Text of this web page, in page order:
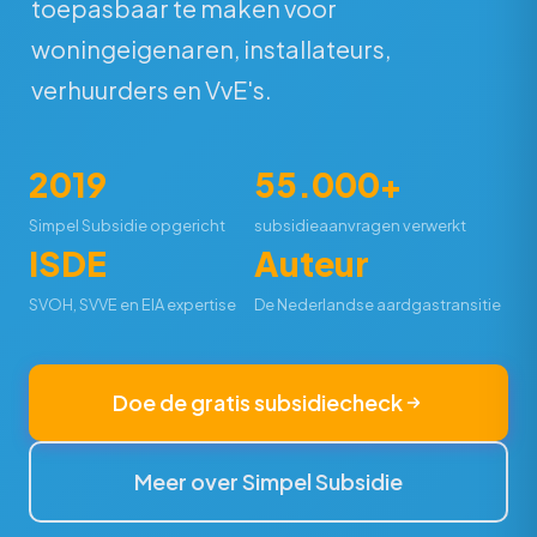
toepasbaar te maken voor
woningeigenaren, installateurs,
verhuurders en VvE's.
2019
Simpel Subsidie opgericht
55.000+
subsidieaanvragen verwerkt
ISDE
SVOH, SVVE en EIA expertise
Auteur
De Nederlandse aardgastransitie
Doe de gratis subsidiecheck
Meer over Simpel Subsidie